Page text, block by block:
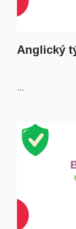
Anglický
…